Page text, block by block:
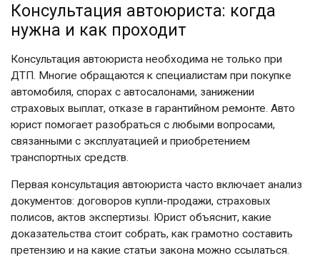
Консультация автоюриста: когда
нужна и как проходит
Консультация автоюриста необходима не только при
ДТП. Многие обращаются к специалистам при покупке
автомобиля, спорах с автосалонами, занижении
страховых выплат, отказе в гарантийном ремонте. Авто
юрист помогает разобраться с любыми вопросами,
связанными с эксплуатацией и приобретением
транспортных средств.
Первая консультация автоюриста часто включает анализ
документов: договоров купли-продажи, страховых
полисов, актов экспертизы. Юрист объяснит, какие
доказательства стоит собрать, как грамотно составить
претензию и на какие статьи закона можно ссылаться.